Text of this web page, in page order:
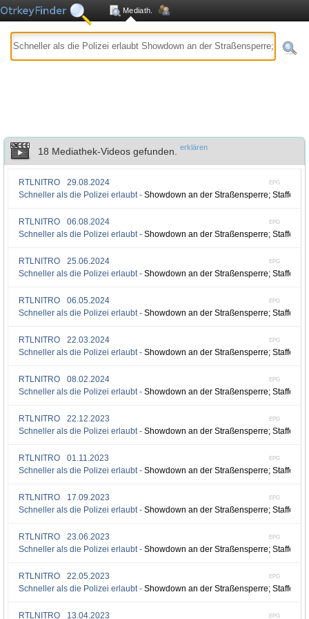
Mediath.
18 Mediathek-Videos gefunden. erklären
EPG
RTLNITRO
29.08.2024
Schneller als die Polizei erlaubt - Showdown an der Straßensperre; Staffel 6,
EPG
RTLNITRO
06.08.2024
Schneller als die Polizei erlaubt - Showdown an der Straßensperre; Staffel 6,
EPG
RTLNITRO
25.06.2024
Schneller als die Polizei erlaubt - Showdown an der Straßensperre; Staffel 6,
EPG
RTLNITRO
06.05.2024
Schneller als die Polizei erlaubt - Showdown an der Straßensperre; Staffel 6,
EPG
RTLNITRO
22.03.2024
Schneller als die Polizei erlaubt - Showdown an der Straßensperre; Staffel 6,
EPG
RTLNITRO
08.02.2024
Schneller als die Polizei erlaubt - Showdown an der Straßensperre; Staffel 6,
EPG
RTLNITRO
22.12.2023
Schneller als die Polizei erlaubt - Showdown an der Straßensperre; Staffel 6,
EPG
RTLNITRO
01.11.2023
Schneller als die Polizei erlaubt - Showdown an der Straßensperre; Staffel 6,
EPG
RTLNITRO
17.09.2023
Schneller als die Polizei erlaubt - Showdown an der Straßensperre; Staffel 6,
EPG
RTLNITRO
23.06.2023
Schneller als die Polizei erlaubt - Showdown an der Straßensperre; Staffel 6,
EPG
RTLNITRO
22.05.2023
Schneller als die Polizei erlaubt - Showdown an der Straßensperre; Staffel 6,
EPG
RTLNITRO 13.04.2023